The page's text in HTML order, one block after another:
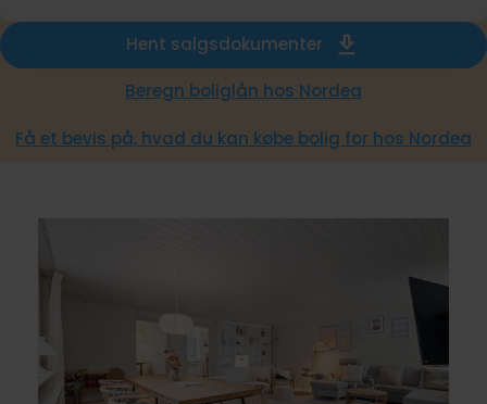
Hent salgsdokumenter
Beregn boliglån hos Nordea
Få et bevis på, hvad du kan købe bolig for hos Nordea